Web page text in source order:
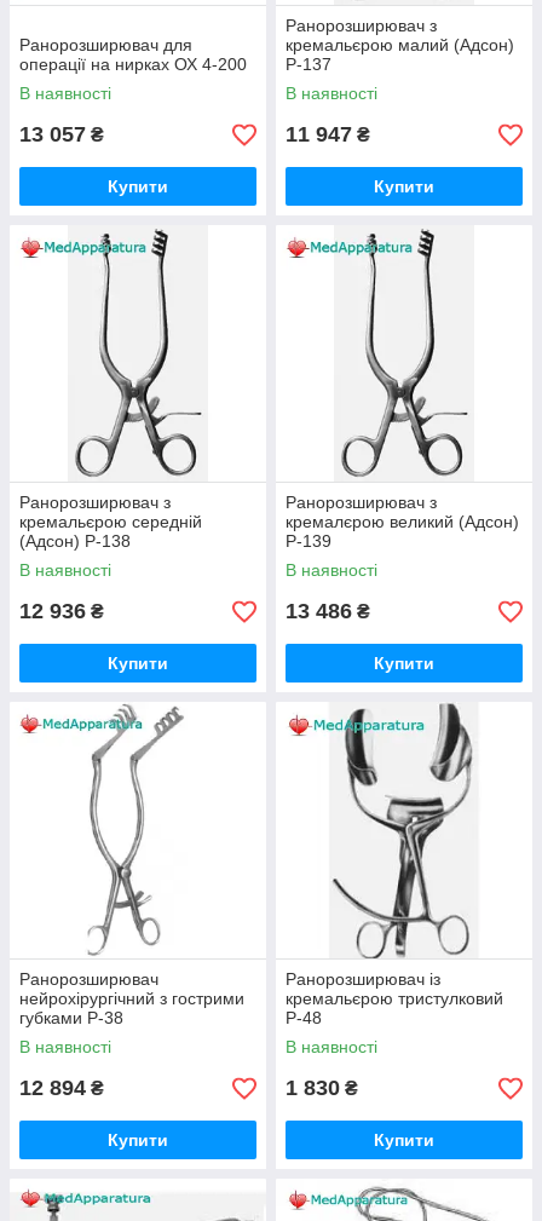
Ранорозширювач для
операції на нирках ОХ 4-200
В наявності
13 057 ₴
Купити
Ранорозширювач з
кремальєрою малий (Адсон)
Р-137
В наявності
11 947 ₴
Купити
Ранорозширювач з
кремальєрою середній
(Адсон) Р-138
В наявності
12 936 ₴
Купити
Ранорозширювач з
кремалєрою великий (Адсон)
Р-139
В наявності
13 486 ₴
Купити
Ранорозширювач
нейрохірургічний з гострими
губками Р-38
В наявності
12 894 ₴
Купити
Ранорозширювач із
кремальєрою тристулковий
Р-48
В наявності
1 830 ₴
Купити